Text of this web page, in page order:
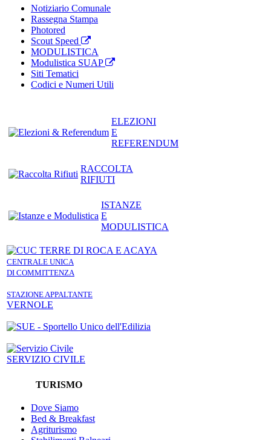
Notiziario Comunale
Rassegna Stampa
Photored
Scout Speed
MODULISTICA
Modulistica SUAP
Siti Tematici
Codici e Numeri Utili
ELEZIONI
E
REFERENDUM
RACCOLTA
RIFIUTI
ISTANZE
E
MODULISTICA
CENTRALE UNICA
DI COMMITTENZA
STAZIONE APPALTANTE
VERNOLE
SERVIZIO CIVILE
TURISMO
Dove Siamo
Bed & Breakfast
Agriturismo